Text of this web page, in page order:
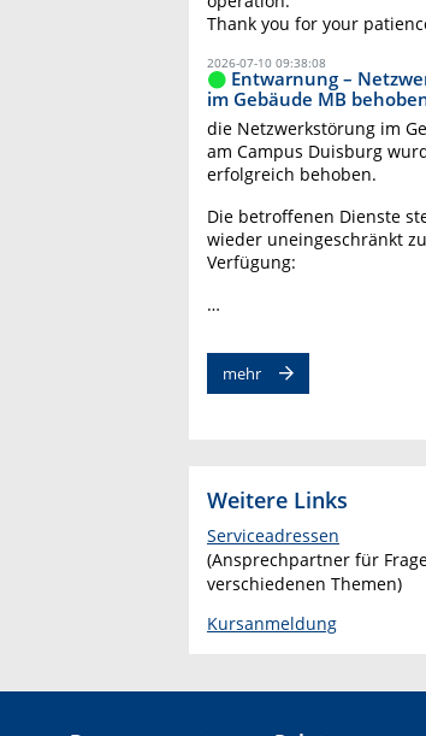
Thank you for your
2026-07-10 09:38:08
Entwarnung –
im Gebäude MB
die Netzwerkstörung im
am Campus Duisburg
erfolgreich behoben.
Die betroffenen Dienste
wieder uneingeschränkt
Verfügung:
…
mehr
Weitere Links
Serviceadressen
(Ansprechpartner für
verschiedenen Themen)
Kursanmeldung